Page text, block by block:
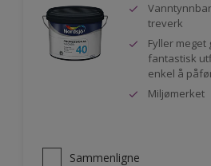
treverk
Fyller meget
fantastisk
enkel å
Miljømerket
Sammenligne